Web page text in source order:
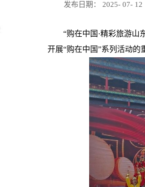
发布日期： 2025- 07- 12
“购在中国·精彩旅游山
开展“购在中国”系列活动的